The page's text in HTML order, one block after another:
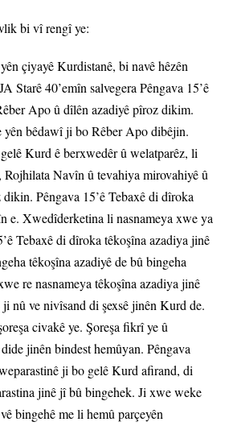
bi vî rengî ye:
çiyayê Kurdistanê, bi navê hêzên
Starê 40’emîn salvegera Pêngava 15’ê
Apo û dîlên azadiyê pîroz dikim.
bêdawî ji bo Rêber Apo dibêjin.
Kurd ê berxwedêr û welatparêz, li
Rojhilata Navîn û tevahiya mirovahiyê û
Pêngava 15’ê Tebaxê di dîroka
e. Xwedîderketina li nasnameya xwe ya
Tebaxê di dîroka têkoşîna azadiya jinê
têkoşîna azadiyê de bû bingeha
re nasnameya têkoşîna azadiya jinê
nû ve nivîsand di şexsê jinên Kurd de.
civakê ye. Şoreşa fikrî ye û
jinên bindest hemûyan. Pêngava
ji bo gelê Kurd afirand, di
jinê jî bû bingehek. Ji xwe weke
bingehê me li hemû parçeyên